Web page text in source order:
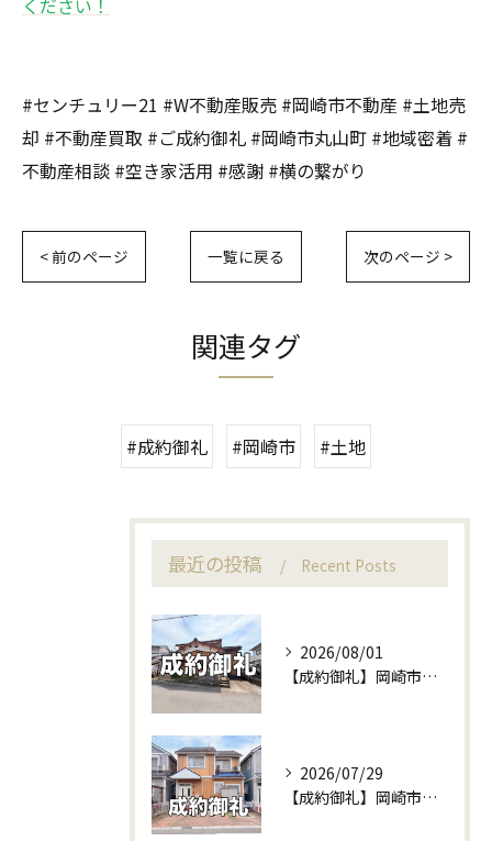
ください！
#センチュリー21 #W不動産販売 #岡崎市不動産 #土地売
却 #不動産買取 #ご成約御礼 #岡崎市丸山町 #地域密着 #
不動産相談 #空き家活用 #感謝 #横の繋がり
< 前のページ 一覧に戻る 次のページ >
関連タグ
#成約御礼 #岡崎市 #土地
最近の投稿 Recent Posts
2026/08/01
【成約御礼】岡崎市東牧内町の土地が無事にご成約！他社で苦戦中の不動産売却もセンチュリー21W不動産販売にお任せください！
2026/07/29
【成約御礼】岡崎市渡町の中古戸建がご成約となりました！＆新規販売予告も♪